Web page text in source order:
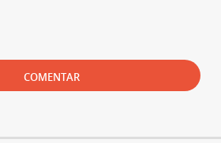
COMENTAR